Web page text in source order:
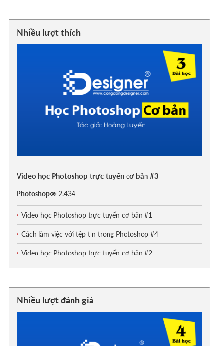
Nhiều lượt thích
Video học Photoshop trực tuyến cơ bản #3
Photoshop 2.434
Video học Photoshop trực tuyến cơ bản #1
Cách làm việc với tệp tin trong Photoshop #4
Video học Photoshop trực tuyến cơ bản #2
Nhiều lượt đánh giá